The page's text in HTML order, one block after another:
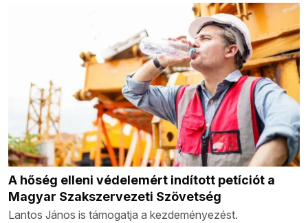
A hőség elleni védelemért indított petíciót a
Magyar Szakszervezeti Szövetség
Lantos János is támogatja a kezdeményezést.